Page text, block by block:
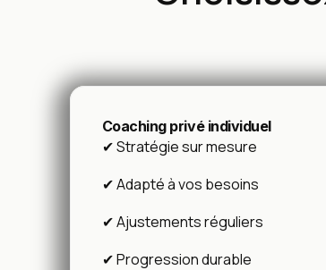
Coaching privé individuel
✔ Stratégie sur mesure
✔ Adapté à vos besoins
✔ Ajustements réguliers
✔ Progression durable